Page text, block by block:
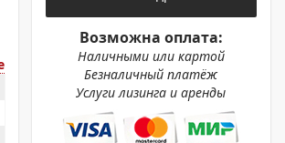
Возможна оплата:
Наличными или картой
Безналичный платёж
Услуги лизинга и аренды